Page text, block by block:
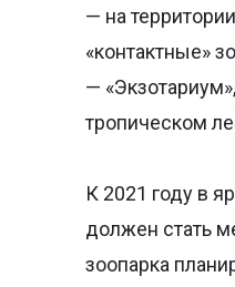
— на
«контактные»
—
тропическом
К 2021 году в
должен стать
зоопарка